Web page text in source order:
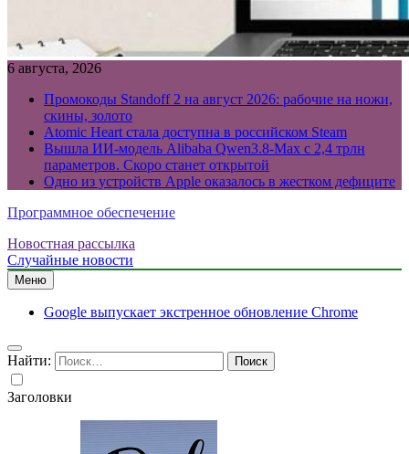
6 августа, 2026
Промокоды Standoff 2 на август 2026: рабочие на ножи,
скины, золото
Atomic Heart стала доступна в российском Steam
Вышла ИИ-модель Alibaba Qwen3.8-Max с 2,4 трлн
параметров. Скоро станет открытой
Одно из устройств Apple оказалось в жестком дефиците
Программное обеспечение
Новостная рассылка
Случайные новости
Меню
Google выпускает экстренное обновление Chrome
Найти:
Заголовки